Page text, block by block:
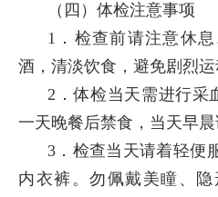
（四）体检注意事项
1．检查前请注意休
酒，清淡饮食，避免剧烈运
2．体检当天需进行采
一天晚餐后禁食，当天早晨
3．检查当天请着轻便
内衣裤。勿佩戴美瞳、